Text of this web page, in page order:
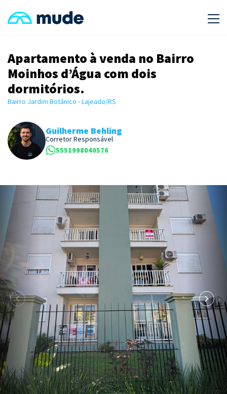
Apartamento à venda no Bairro
Moinhos d’Água com dois
dormitórios.
Bairro Jardim Botânico - Lajeado/RS
Guilherme Behling
Corretor Responsável
5551998040576